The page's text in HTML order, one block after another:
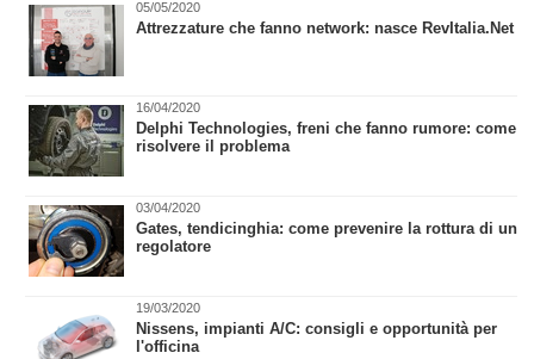
05/05/2020
Attrezzature che fanno network: nasce RevItalia.Net
16/04/2020
Delphi Technologies, freni che fanno rumore: come
risolvere il problema
03/04/2020
Gates, tendicinghia: come prevenire la rottura di un
regolatore
19/03/2020
Nissens, impianti A/C: consigli e opportunità per
l'officina